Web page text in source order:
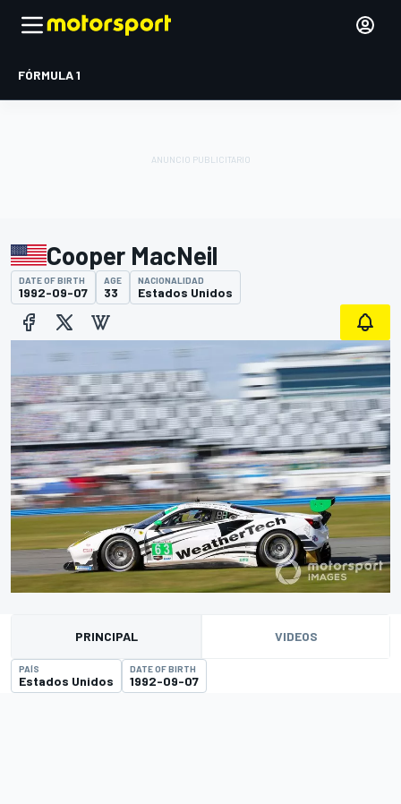
FÓRMULA 1
Cooper MacNeil
DATE OF BIRTH
1992-09-07
AGE
33
NACIONALIDAD
Estados Unidos
PRINCIPAL VIDEOS
PAÍS
Estados Unidos
DATE OF BIRTH
1992-09-07